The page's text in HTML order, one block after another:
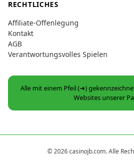
RECHTLICHES
Affiliate-Offenlegung
Kontakt
AGB
Verantwortungsvolles Spielen
Alle mit einem Pfeil (➜)
Websites unserer
© 2026 casinojb.com. Alle